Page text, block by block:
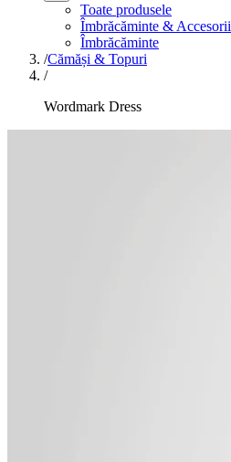
Toate produsele
Îmbrăcăminte & Accesorii
Îmbrăcăminte
/Cămăși & Topuri
/
Wordmark Dress